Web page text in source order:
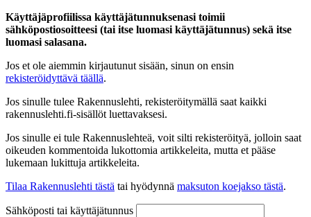
Käyttäjäprofiilissa käyttäjätunnuksenasi toimii
sähköpostiosoitteesi (tai itse luomasi käyttäjätunnus) sekä itse
luomasi salasana.
Jos et ole aiemmin kirjautunut sisään, sinun on ensin
rekisteröidyttävä täällä.
Jos sinulle tulee Rakennuslehti, rekisteröitymällä saat kaikki
rakennuslehti.fi-sisällöt luettavaksesi.
Jos sinulle ei tule Rakennuslehteä, voit silti rekisteröityä, jolloin saat
oikeuden kommentoida lukottomia artikkeleita, mutta et pääse
lukemaan lukittuja artikkeleita.
Tilaa Rakennuslehti tästä tai hyödynnä maksuton koejakso tästä.
Sähköposti tai käyttäjätunnus